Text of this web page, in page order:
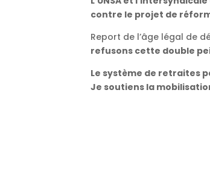
contre le projet de
Report de l’âge légal de
refusons cette double
Le système de retraites
Je soutiens la